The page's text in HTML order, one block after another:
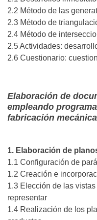
2.2 Método de las
2.3 Método de
2.4 Método de
2.5 Actividades:
2.6 Cuestionario:
Elaboración de
empleando
fabricación
1. Elaboración de
1.1 Configuración de
1.2 Creación e
1.3 Elección de las
representar
1.4 Realización de los